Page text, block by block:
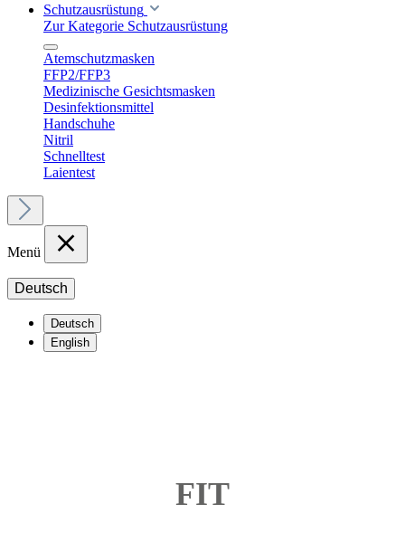
Schutzausrüstung
Zur Kategorie Schutzausrüstung
Atemschutzmasken
FFP2/FFP3
Medizinische Gesichtsmasken
Desinfektionsmittel
Handschuhe
Nitril
Schnelltest
Laientest
Menü
Deutsch
Deutsch
English
FIT